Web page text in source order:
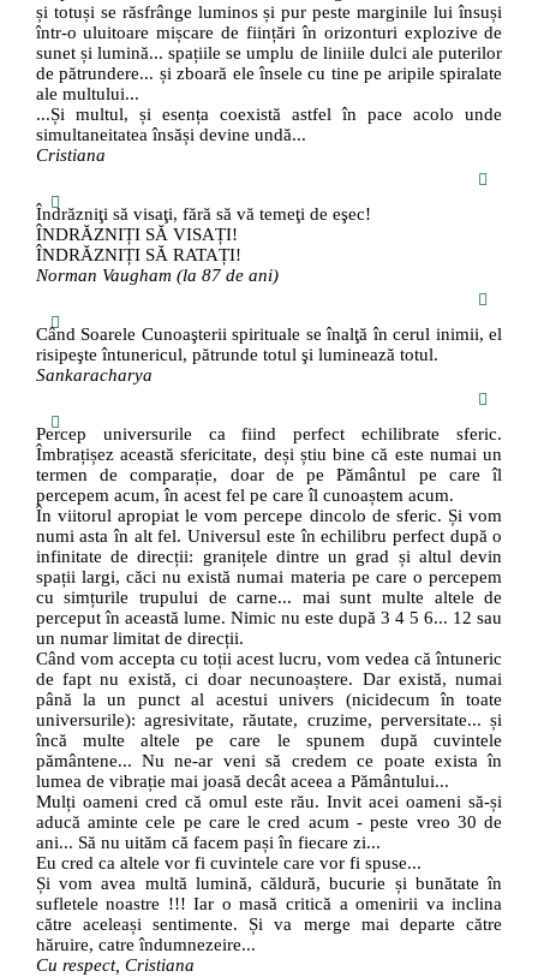
și totuși se răsfrânge luminos și pur peste marginile lui însuși
într-o uluitoare mișcare de ființări în orizonturi explozive de
sunet și lumină... spațiile se umplu de liniile dulci ale puterilor
de pătrundere... și zboară ele însele cu tine pe aripile spiralate
ale multului...
...Și multul, și esența coexistă astfel în pace acolo unde
simultaneitatea însăși devine undă...
Cristiana
Îndrăzniţi să visaţi, fără să vă temeţi de eşec!
ÎNDRĂZNIȚI SĂ VISAȚI!
ÎNDRĂZNIȚI SĂ RATAȚI!
Norman Vaugham (la 87 de ani)
Când Soarele Cunoaşterii spirituale se înalţă în cerul inimii, el
risipeşte întunericul, pătrunde totul şi luminează totul.
Sankaracharya
Percep universurile ca fiind perfect echilibrate sferic.
Îmbrațișez această sfericitate, deși știu bine că este numai un
termen de comparație, doar de pe Pământul pe care îl
percepem acum, în acest fel pe care îl cunoaștem acum.
În viitorul apropiat le vom percepe dincolo de sferic. Și vom
numi asta în alt fel. Universul este în echilibru perfect după o
infinitate de direcții: granițele dintre un grad și altul devin
spații largi, căci nu există numai materia pe care o percepem
cu simțurile trupului de carne... mai sunt multe altele de
perceput în această lume. Nimic nu este după 3 4 5 6... 12 sau
un numar limitat de direcții.
Când vom accepta cu toții acest lucru, vom vedea că întuneric
de fapt nu există, ci doar necunoaștere. Dar există, numai
până la un punct al acestui univers (nicidecum în toate
universurile): agresivitate, răutate, cruzime, perversitate... și
încă multe altele pe care le spunem după cuvintele
pământene... Nu ne-ar veni să credem ce poate exista în
lumea de vibrație mai joasă decât aceea a Pământului...
Mulți oameni cred că omul este rău. Invit acei oameni să-și
aducă aminte cele pe care le cred acum - peste vreo 30 de
ani... Să nu uităm că facem pași în fiecare zi...
Eu cred ca altele vor fi cuvintele care vor fi spuse...
Și vom avea multă lumină, căldură, bucurie și bunătate în
sufletele noastre !!! Iar o masă critică a omenirii va inclina
către aceleași sentimente. Și va merge mai departe către
hăruire, catre îndumnezeire...
Cu respect, Cristiana